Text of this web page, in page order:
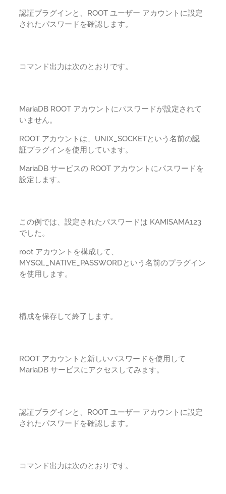
認証プラグインと、ROOT ユーザー アカウントに設定
されたパスワードを確認します。
コマンド出力は次のとおりです。
MariaDB ROOT アカウントにパスワードが設定されて
いません。
ROOT アカウントは、UNIX_SOCKETという名前の認
証プラグインを使用しています。
MariaDB サービスの ROOT アカウントにパスワードを
設定します。
この例では、設定されたパスワードは KAMISAMA123
でした。
root アカウントを構成して、
MYSQL_NATIVE_PASSWORDという名前のプラグイン
を使用します。
構成を保存して終了します。
ROOT アカウントと新しいパスワードを使用して
MariaDB サービスにアクセスしてみます。
認証プラグインと、ROOT ユーザー アカウントに設定
されたパスワードを確認します。
コマンド出力は次のとおりです。